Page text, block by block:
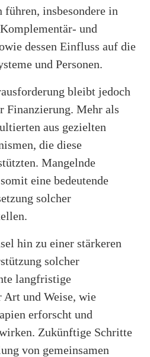
insbesondere in
und
dessen Einfluss auf die
und Personen.
bleibt jedoch
Finanzierung. Mehr als
aus gezielten
die diese
Mangelnde
eine bedeutende
solcher
hin zu einer stärkeren
solcher
langfristige
Art und Weise, wie
erforscht und
Zukünftige Schritte
von gemeinsamen